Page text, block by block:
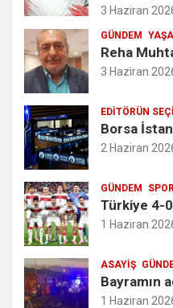
3 Haziran
GÜNDEM
Reha
3 Haziran
EDITÖRÜN
Borsa
2 Haziran
GÜNDEM
Türkiye 4-
1 Haziran
ASAYIŞ
Bayramın
1 Haziran